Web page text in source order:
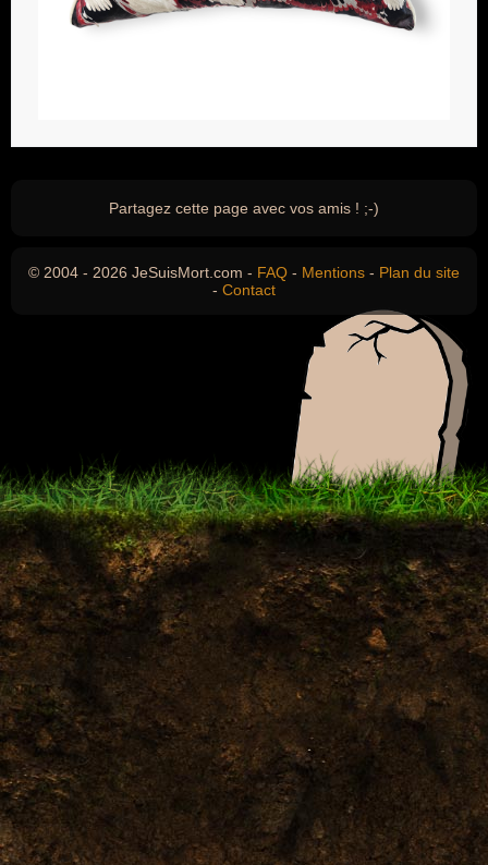
Partagez cette page avec vos amis ! ;-)
© 2004 - 2026 JeSuisMort.com - FAQ - Mentions - Plan du site
- Contact